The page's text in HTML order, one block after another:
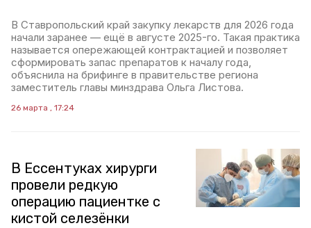
В Ставропольский край закупку лекарств для 2026 года
начали заранее — ещё в августе 2025-го. Такая практика
называется опережающей контрактацией и позволяет
сформировать запас препаратов к началу года,
объяснила на брифинге в правительстве региона
заместитель главы минздрава Ольга Листова.
26 марта , 17:24
В Ессентуках хирурги
провели редкую
операцию пациентке с
кистой селезёнки